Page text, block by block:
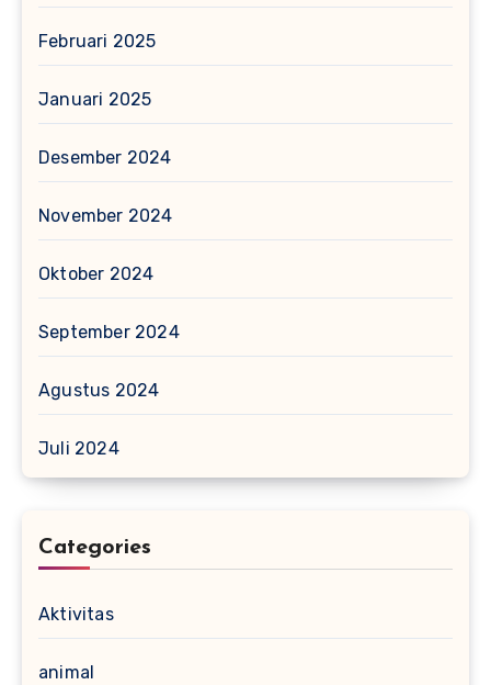
Februari 2025
Januari 2025
Desember 2024
November 2024
Oktober 2024
September 2024
Agustus 2024
Juli 2024
Categories
Aktivitas
animal